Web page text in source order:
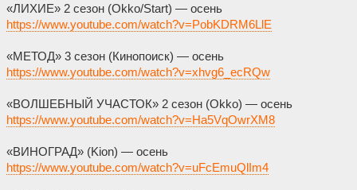
«ЛИХИЕ» 2 сезон (Okko/Start) — осень
https://www.youtube.com/watch?v=PobKDRM6LlE
«МЕТОД» 3 сезон (Кинопоиск) — осень
https://www.youtube.com/watch?v=xhvg6_ecRQw
«ВОЛШЕБНЫЙ УЧАСТОК» 2 сезон (Okko) — осень
https://www.youtube.com/watch?v=Ha5VqOwrXM8
«ВИНОГРАД» (Kion) — осень
https://www.youtube.com/watch?v=uFcEmuQlIm4